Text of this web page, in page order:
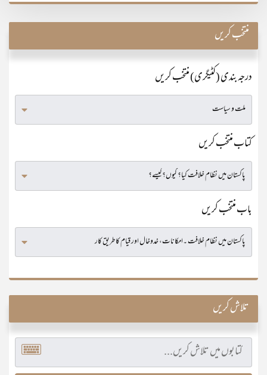
منتخب کریں
درجہ بندی (کٹیگری) منتخب کریں
کتاب منتخب کریں
باب منتخب کریں
تلاش کریں